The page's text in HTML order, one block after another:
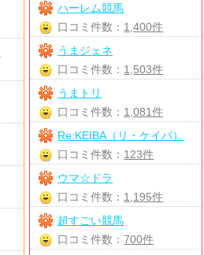
ハーレム競馬
口コミ件数： 1,400件
うまジェネ
口コミ件数： 1,503件
うまトリ
口コミ件数： 1,081件
Re:KEIBA（リ・ケイバ）
口コミ件数： 123件
ウマ☆ドラ
口コミ件数： 1,195件
超すごい競馬
口コミ件数：700件